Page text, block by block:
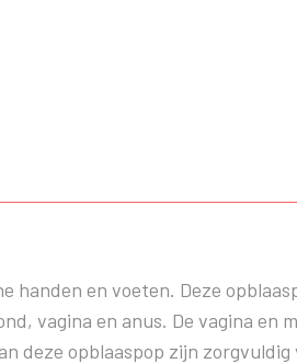
handen en voeten. Deze
vagina en anus. De vagina
deze opblaaspop zijn